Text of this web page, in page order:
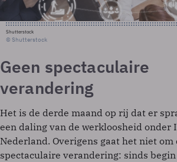
Shutterstock
© Shutterstock
Geen spectaculaire
verandering
Het is de derde maand op rij dat er
een daling van de werkloosheid onder
Nederland. Overigens gaat het niet om
spectaculaire verandering: sinds